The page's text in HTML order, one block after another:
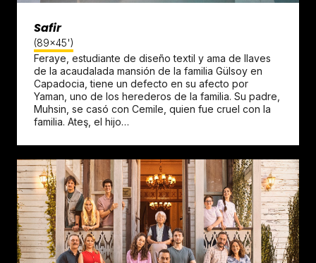
Safir
(89x45')
Feraye, estudiante de diseño textil y ama de llaves
de la acaudalada mansión de la familia Gülsoy en
Capadocia, tiene un defecto en su afecto por
Yaman, uno de los herederos de la familia. Su padre,
Muhsin, se casó con Cemile, quien fue cruel con la
familia. Ateş, el hijo…